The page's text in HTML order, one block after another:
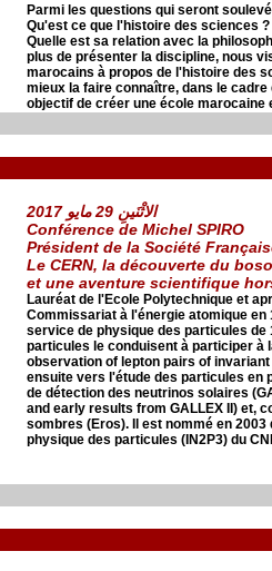
Parmi les questions qui seront
Qu'est ce que l'histoire des sciences
Quelle est sa relation avec la
plus de présenter la discipline, nous
marocains à propos de l'histoire des
mieux la faire connaître, dans le
objectif de créer une école marocaine
الاثْنَينِ 29 مايو 2017
Conférence de Michel SPIRO
Président de la Société
Le CERN, la découverte du
et une aventure scientifique
Lauréat de l'Ecole Polytechnique et
Commissariat à l'énergie atomique en
service de physique des particules de
particules le conduisent à participer à
observation of lepton pairs of invariant
ensuite vers l'étude des particules en
de détection des neutrinos solaires
and early results from GALLEX II) et,
sombres (Eros). Il est nommé en
physique des particules (IN2P3) du